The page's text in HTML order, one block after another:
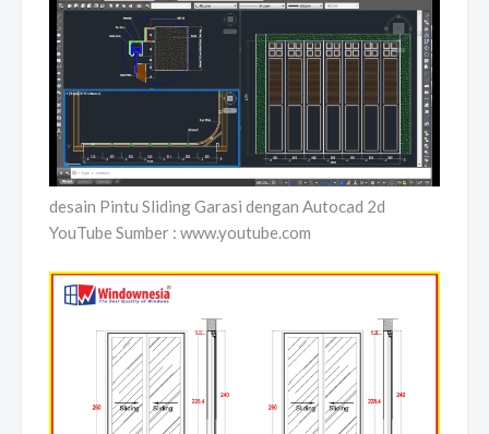
desain Pintu Sliding Garasi dengan Autocad 2d
YouTube Sumber : www.youtube.com